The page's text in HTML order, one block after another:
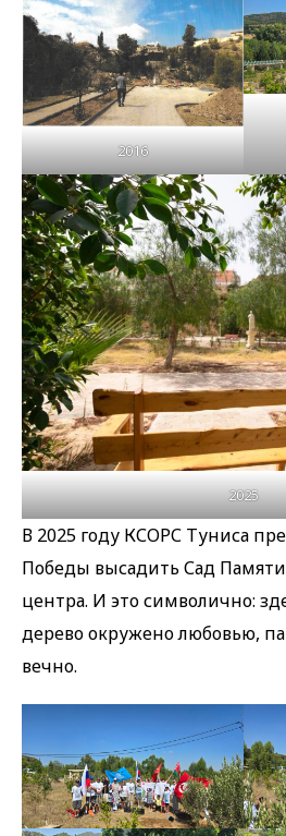
2016
2025
В 2025 году КСОРС Туниса
Победы высадить Сад
центра. И это символично:
дерево окружено любовью,
вечно.